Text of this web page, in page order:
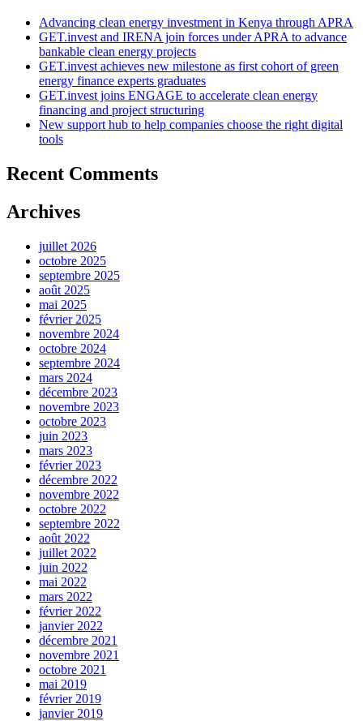
Advancing clean energy investment in Kenya through APRA
GET.invest and IRENA join forces under APRA to advance
bankable clean energy projects
GET.invest achieves new milestone as first cohort of green
energy finance experts graduates
GET.invest joins ENGAGE to accelerate clean energy
financing and project structuring
New support hub to help companies choose the right digital
tools
Recent Comments
Archives
juillet 2026
octobre 2025
septembre 2025
août 2025
mai 2025
février 2025
novembre 2024
octobre 2024
septembre 2024
mars 2024
décembre 2023
novembre 2023
octobre 2023
juin 2023
mars 2023
février 2023
décembre 2022
novembre 2022
octobre 2022
septembre 2022
août 2022
juillet 2022
juin 2022
mai 2022
mars 2022
février 2022
janvier 2022
décembre 2021
novembre 2021
octobre 2021
mai 2019
février 2019
janvier 2019